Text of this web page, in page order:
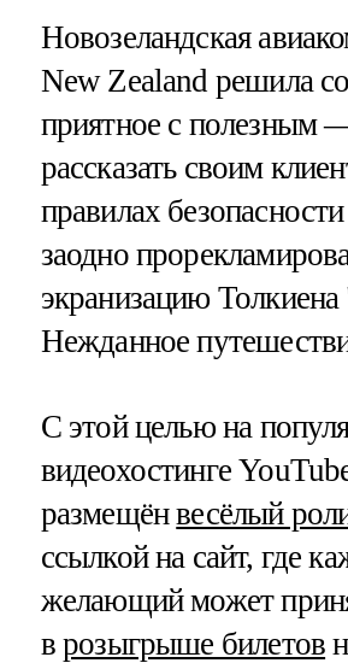
Новозеландская
New Zealand решила
приятное с полезным
рассказать своим
правилах
заодно
экранизацию
Нежданное
С этой целью на
видеохостинге
размещёнвесёлый
ссылкой на сайт, где
желающий может
в розыгрыше билетов